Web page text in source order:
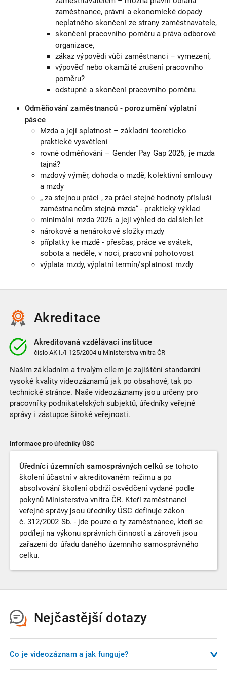
zaměstnance, právní a ekonomické dopady
neplatného skončení ze strany zaměstnavatele,
skončení pracovního poměru a práva odborové
organizace,
zákaz výpovědi vůči zaměstnanci – vymezení,
výpověď nebo okamžité zrušení pracovního
poměru?
odstupné a skončení pracovního poměru.
Odměňování zaměstnanců - porozumění výplatní
pásce
Mzda a její splatnost – základní teoreticko
praktické vysvětlení
rovné odměňování – Gender Pay Gap 2026, je mzda
tajná?
mzdový výměr, dohoda o mzdě, kolektivní smlouvy
a mzdy
„ za stejnou práci , za práci stejné hodnoty přísluší
zaměstnancům stejná mzda“ - praktický výklad
minimální mzda 2026 a její výhled do dalších let
nárokové a nenárokové složky mzdy
příplatky ke mzdě - přesčas, práce ve svátek,
sobota a neděle, v noci, pracovní pohotovost
výplata mzdy, výplatní termín/splatnost mzdy
Akreditace
Akreditovaná vzdělávací instituce
číslo AK I./I-125/2004u Ministerstva vnitra ČR
Naším základním a trvalým cílem je zajištění standardní
vysoké kvality videozáznamů jak po obsahové, tak po
technické stránce. Naše videozáznamy jsou určeny pro
pracovníky podnikatelských subjektů, úředníky veřejné
správy i zástupce široké veřejnosti.
Informace pro úředníky ÚSC
Úředníci územních samosprávných celků se tohoto
školení účastní v akreditovaném režimu a po
absolvování školení obdrží osvědčení vydané podle
pokynů Ministerstva vnitra ČR. Kteří zaměstnanci
veřejné správy jsou úředníky ÚSC definuje zákon
č. 312/2002 Sb. - jde pouze o ty zaměstnance, kteří se
podílejí na výkonu správních činností a zároveň jsou
zařazeni do úřadu daného územního samosprávného
celku.
Nejčastější dotazy
Co je videozáznam a jak funguje?
Videozáznam je nahrávka školení, kterou si můžete pustit na